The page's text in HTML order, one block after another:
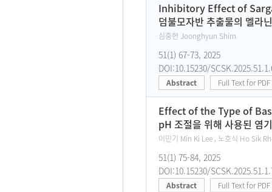
Inhibitory Effect of
덤불모자반 추출물의 멜라
심중현 Joonghyun Shim
51(1) 67-73, 2025
DOI:10.15230/
Abstract Full Text for PDF
Effect of the Type of
pH 조절을 위해 사용된 염
이민기 Min Ki Lee , 노호식 Ho Sik
51(1) 75-84, 2025
DOI:10.15230/
Abstract Full Text for PDF